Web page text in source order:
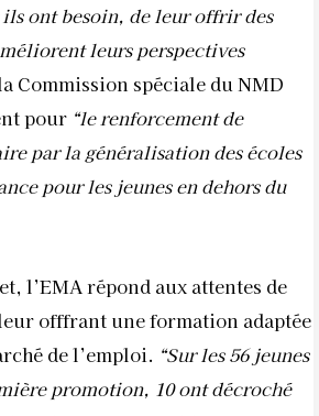
ont besoin, de leur offrir des
leurs perspectives
Commission spéciale du NMD
pour “le renforcement de
par la généralisation des écoles
pour les jeunes en dehors du
l’EMA répond aux attentes de
offfrant une formation adaptée
de l’emploi. “Sur les 56 jeunes
promotion, 10 ont décroché